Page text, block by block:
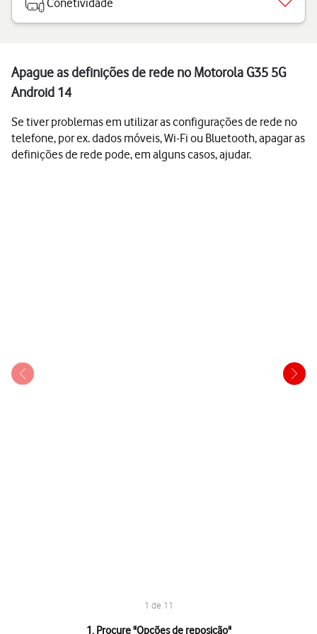
Conetividade
Apague as definições de rede no Motorola G35 5G
Android 14
Se tiver problemas em utilizar as configurações de rede no
telefone, por ex. dados móveis, Wi-Fi ou Bluetooth, apagar as
definições de rede pode, em alguns casos, ajudar.
1 de 11
1. Procure "Opções de reposição"